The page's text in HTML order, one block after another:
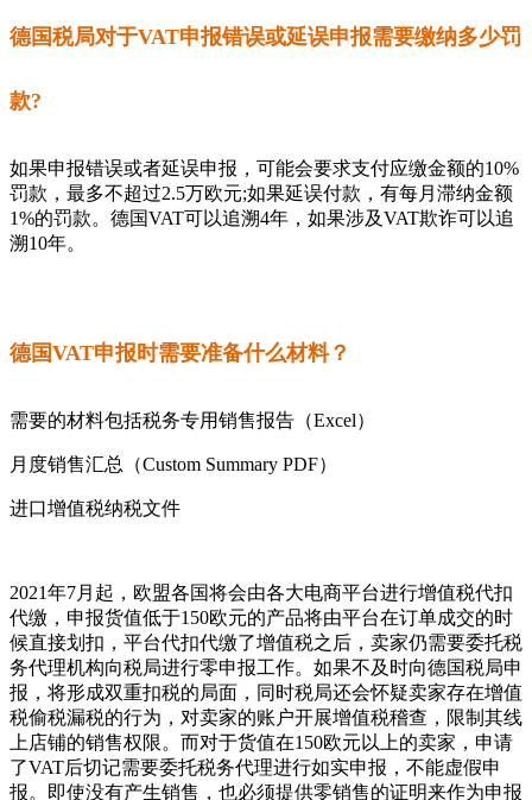
德国税局对于VAT申报错误或延误申报需要缴纳多少罚
款?
如果申报错误或者延误申报，可能会要求支付应缴金额的10%
罚款，最多不超过2.5万欧元;如果延误付款，有每月滞纳金额
1%的罚款。德国VAT可以追溯4年，如果涉及VAT欺诈可以追
溯10年。
德国VAT申报时需要准备什么材料？
需要的材料包括税务专用销售报告（Excel）
月度销售汇总（Custom Summary PDF）
进口增值税纳税文件
2021年7月起，欧盟各国将会由各大电商平台进行增值税代扣
代缴，申报货值低于150欧元的产品将由平台在订单成交的时
候直接划扣，平台代扣代缴了增值税之后，卖家仍需要委托税
务代理机构向税局进行零申报工作。如果不及时向德国税局申
报，将形成双重扣税的局面，同时税局还会怀疑卖家存在增值
税偷税漏税的行为，对卖家的账户开展增值税稽查，限制其线
上店铺的销售权限。而对于货值在150欧元以上的卖家，申请
了VAT后切记需要委托税务代理进行如实申报，不能虚假申
报。即使没有产生销售，也必须提供零销售的证明来作为申报